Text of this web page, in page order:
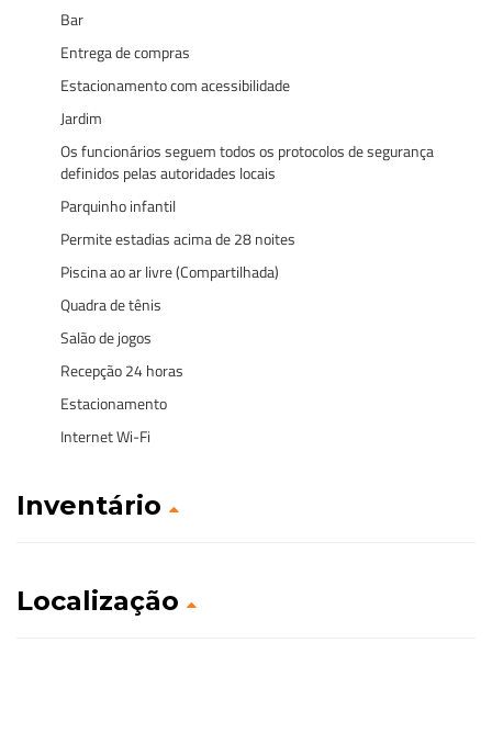
Bar
Entrega de compras
Estacionamento com acessibilidade
Jardim
Os funcionários seguem todos os protocolos de segurança
definidos pelas autoridades locais
Parquinho infantil
Permite estadias acima de 28 noites
Piscina ao ar livre (Compartilhada)
Quadra de tênis
Salão de jogos
Recepção 24 horas
Estacionamento
Internet Wi-Fi
Inventário
Localização